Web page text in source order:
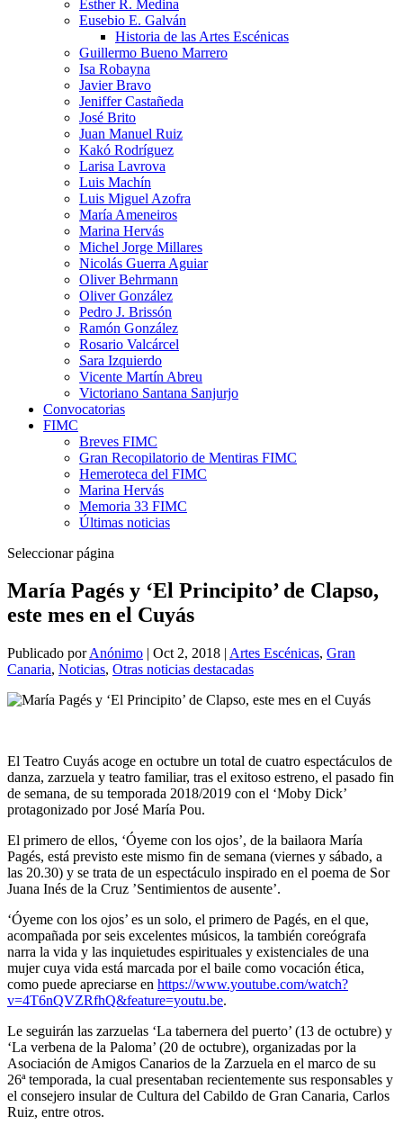
Esther R. Medina
Eusebio E. Galván
Historia de las Artes Escénicas
Guillermo Bueno Marrero
Isa Robayna
Javier Bravo
Jeniffer Castañeda
José Brito
Juan Manuel Ruiz
Kakó Rodríguez
Larisa Lavrova
Luis Machín
Luis Miguel Azofra
María Ameneiros
Marina Hervás
Michel Jorge Millares
Nicolás Guerra Aguiar
Oliver Behrmann
Oliver González
Pedro J. Brissón
Ramón González
Rosario Valcárcel
Sara Izquierdo
Vicente Martín Abreu
Victoriano Santana Sanjurjo
Convocatorias
FIMC
Breves FIMC
Gran Recopilatorio de Mentiras FIMC
Hemeroteca del FIMC
Marina Hervás
Memoria 33 FIMC
Últimas noticias
Seleccionar página
María Pagés y ‘El Principito’ de Clapso,
este mes en el Cuyás
Publicado porAnónimo | Oct 2, 2018 | Artes Escénicas, Gran
Canaria, Noticias, Otras noticias destacadas
El Teatro Cuyás acoge en octubre un total de cuatro espectáculos de
danza, zarzuela y teatro familiar, tras el exitoso estreno, el pasado fin
de semana, de su temporada 2018/2019 con el ‘Moby Dick’
protagonizado por José María Pou.
El primero de ellos, ‘Óyeme con los ojos’, de la bailaora María
Pagés, está previsto este mismo fin de semana (viernes y sábado, a
las 20.30) y se trata de un espectáculo inspirado en el poema de Sor
Juana Inés de la Cruz ’Sentimientos de ausente’.
‘Óyeme con los ojos’ es un solo, el primero de Pagés, en el que,
acompañada por seis excelentes músicos, la también coreógrafa
narra la vida y las inquietudes espirituales y existenciales de una
mujer cuya vida está marcada por el baile como vocación ética,
como puede apreciarse en https://www.youtube.com/watch?
v=4T6nQVZRfhQ&feature=youtu.be.
Le seguirán las zarzuelas ‘La tabernera del puerto’ (13 de octubre) y
‘La verbena de la Paloma’ (20 de octubre), organizadas por la
Asociación de Amigos Canarios de la Zarzuela en el marco de su
26ª temporada, la cual presentaban recientemente sus responsables y
el consejero insular de Cultura del Cabildo de Gran Canaria, Carlos
Ruiz, entre otros.